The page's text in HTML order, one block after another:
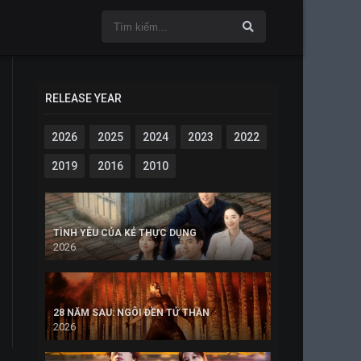
RELEASE YEAR
2026 2025 2024 2023 2022
2019 2016 2010
TÌNH YÊU CỦA KẺ THỰC DỤNG
2026
28 NĂM SAU: NGÔI ĐỀN TỬ THẦN
2026